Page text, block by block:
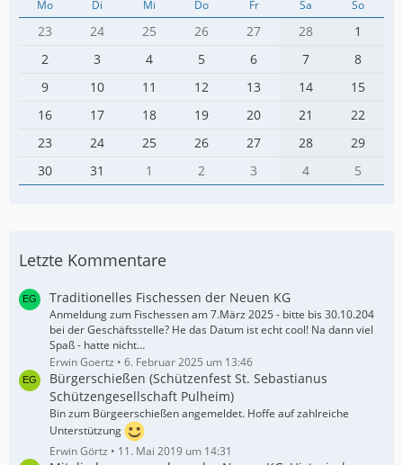
Mo Di Mi Do Fr Sa So
23 24 25 26 27 28
1
2
3 4 5 6 7
8
9
10 11 12 13 14
15
16
17 18 19 20 21
22
23
24 25 26 27 28
29
30
31 1 2 3 4 5
Letzte Kommentare
Traditionelles Fischessen der Neuen KG
Anmeldung zum Fischessen am 7.März 2025 - bitte bis 30.10.204
bei der Geschäftsstelle? He das Datum ist echt cool! Na dann viel
Spaß - hatte nicht…
Erwin Goertz
6. Februar 2025 um 13:46
Bürgerschießen (Schützenfest St. Sebastianus
Schützengesellschaft Pulheim)
Bin zum Bürgeerschießen angemeldet. Hoffe auf zahlreiche
Unterstützung
Erwin Görtz
11. Mai 2019 um 14:31